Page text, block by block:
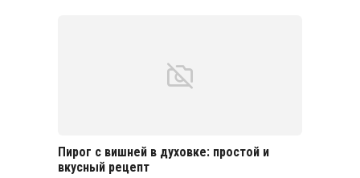
Пирог с вишней в духовке: простой и
вкусный рецепт